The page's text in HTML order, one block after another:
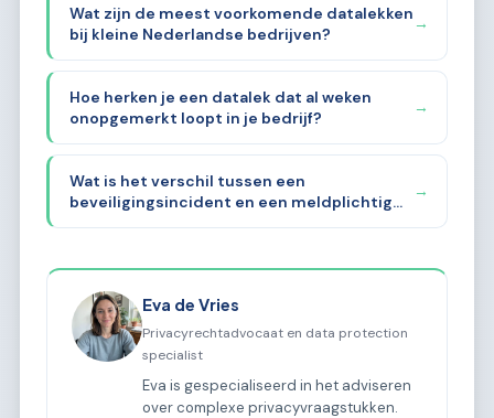
Wat zijn de meest voorkomende datalekken
bij kleine Nederlandse bedrijven?
→
Hoe herken je een datalek dat al weken
onopgemerkt loopt in je bedrijf?
→
Wat is het verschil tussen een
beveiligingsincident en een meldplichtig
datalek?
→
Eva de Vries
Privacyrechtadvocaat en data protection
specialist
Eva is gespecialiseerd in het adviseren
over complexe privacyvraagstukken.